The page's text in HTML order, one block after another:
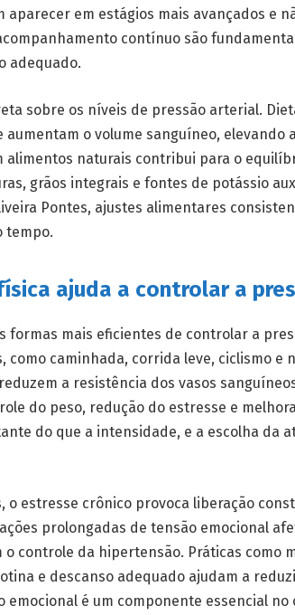
aparecer em estágios mais avançados e
contínuo são
adequado.
sobre os níveis de pressão arterial.
o volume sanguíneo, elevando
alimentos naturais contribui para o
grãos integrais e fontes de potássio
Pontes, ajustes alimentares
tempo.
ajuda a controlar a
formas mais eficientes de controlar a
como caminhada, corrida leve, ciclismo e
a resistência dos vasos
do peso, redução do estresse e
do que a intensidade, e a escolha da
o estresse crônico provoca liberação
prolongadas de tensão emocional
controle da hipertensão. Práticas como
e descanso adequado ajudam a
emocional é um componente essencial